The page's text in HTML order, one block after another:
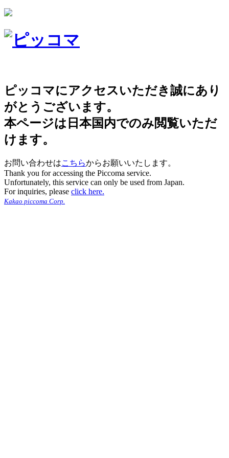
ピッコマにアクセスいただき誠にあり
がとうございます。
本ページは日本国内でのみ閲覧いただ
けます。
お問い合わせはこちらからお願いいたします。
Thank you for accessing the Piccoma service.
Unfortunately, this service can only be used from Japan.
For inquiries, please click here.
Kakao piccoma Corp.